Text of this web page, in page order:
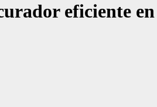
eficiente